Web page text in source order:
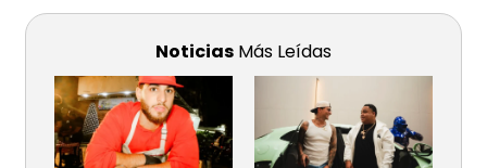
Noticias Más Leídas